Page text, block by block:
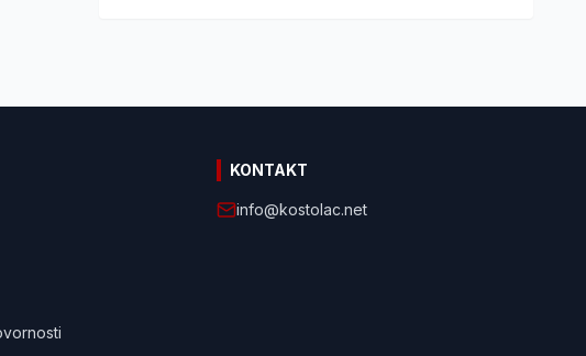
KONTAKT
info@kostolac.net